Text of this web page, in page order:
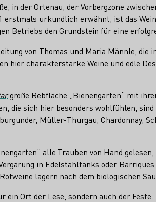
in der Ortenau, der Vorbergzone
erstmals urkundlich erwähnt, ist das
Betriebs den Grundstein für eine
von Thomas und Maria Männle,
hier charakterstarke Weine und edle
große Rebfläche „Bienengarten“ mit
die sich hier besonders wohlfühlen,
Müller-Thurgau, Chardonnay,
alle Trauben von Hand
in Edelstahltanks oder
lagern nach dem biologischen
ein Ort der Lese, sondern auch der